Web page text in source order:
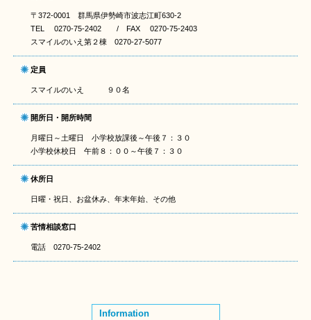
〒372-0001 群馬県伊勢崎市波志江町630-2
TEL 0270-75-2402 / FAX 0270-75-2403
スマイルのいえ第２棟 0270-27-5077
定員
スマイルのいえ ９０名
開所日・開所時間
月曜日～土曜日 小学校放課後～午後７：３０
小学校休校日 午前８：００～午後７：３０
休所日
日曜・祝日、お盆休み、年末年始、その他
苦情相談窓口
電話 0270-75-2402
Information